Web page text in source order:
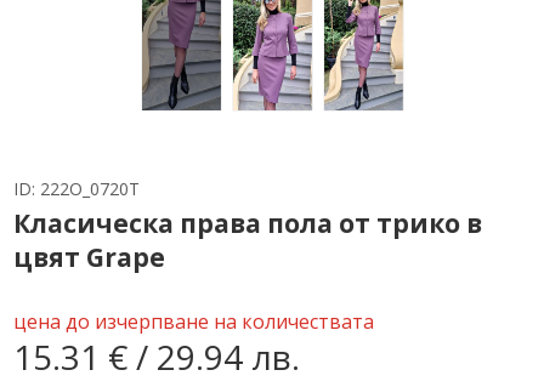
ID: 222O_0720T
Класическа права пола от трико в
цвят Grape
цена до изчерпване на количествата
15.31 € / 29.94 лв.